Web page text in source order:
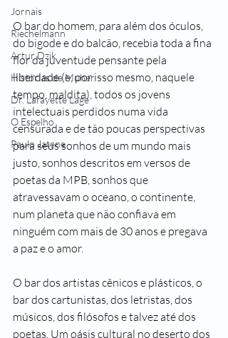
Jornais
Riechelmann
Artur Dzik
Histórias de Muher
Dr. Lafayette Lage
O Espelho
Paulo Jatene
O bar do homem, para além dos óculos,
do bigode e do balcão, recebia toda a fina
flor da juventude pensante pela
liberdade (e, por isso mesmo, naquele
tempo, maldita), todos os jovens
intelectuais perdidos numa vida
censurada e de tão poucas perspectivas
para seus sonhos de um mundo mais
justo, sonhos descritos em versos de
poetas da MPB, sonhos que
atravessavam o oceano, o continente,
num planeta que não confiava em
ninguém com mais de 30 anos e pregava
a paz e o amor.
O bar dos artistas cênicos e plásticos, o
bar dos cartunistas, dos letristas, dos
músicos, dos filósofos e talvez até dos
poetas. Um oásis cultural no deserto dos